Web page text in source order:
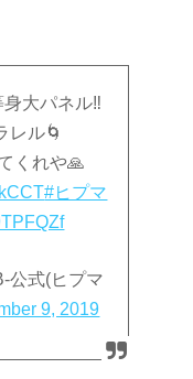
大パネル‼️
レル🌀
くれや🙏
#ヒプマ
公式(ヒプマ
9, 2019